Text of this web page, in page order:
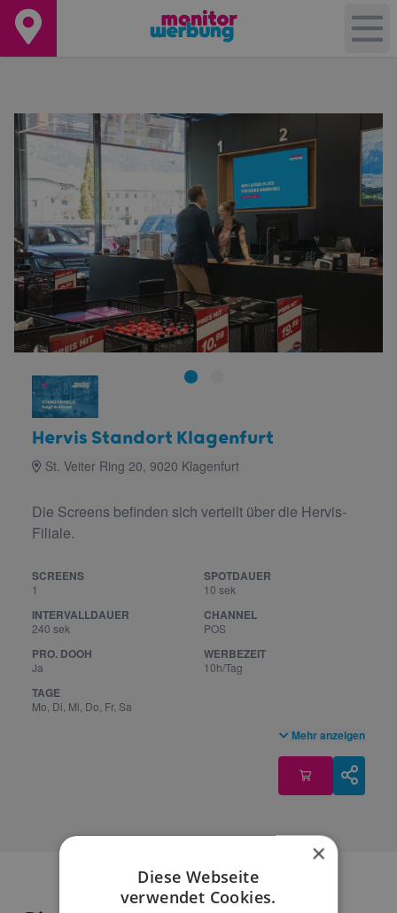
+
Leaflet|© OpenStreetMap
Hervis Standort Klagenfurt
St. Veiter Ring 20, 9020 Klagenfurt
Die Screens befinden sich verteilt über die Hervis-
Filiale.
SCREENS
1
SPOTDAUER
10 sek
INTERVALLDAUER
240 sek
CHANNEL
POS
PRO. DOOH
Ja
WERBEZEIT
10h/Tag
TAGE
Mo, Di, Mi, Do, Fr, Sa
Mehr anzeigen
×
Diese Webseite
verwendet Cookies.